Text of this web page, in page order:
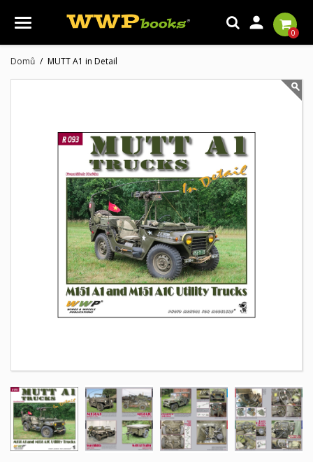

0
Domů MUTT A1 in Detail